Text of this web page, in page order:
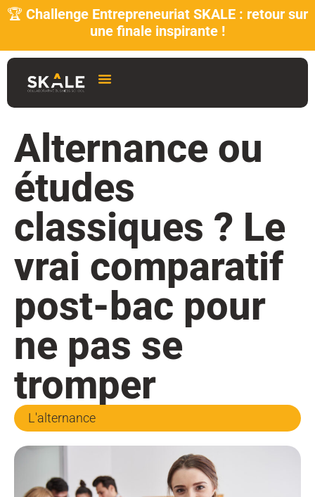
🏆 Challenge Entrepreneuriat SKALE : retour sur
une finale inspirante !
Alternance ou
études
classiques ? Le
vrai comparatif
post-bac pour
ne pas se
tromper
L'alternance